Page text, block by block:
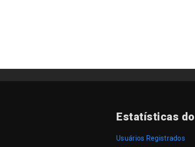
Estatísticas
Usuários Registrados